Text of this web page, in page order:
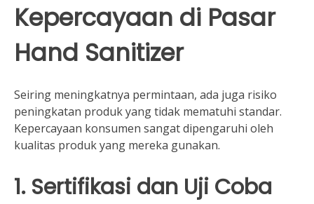
Kepercayaan di Pasar
Hand Sanitizer
Seiring meningkatnya permintaan, ada juga risiko
peningkatan produk yang tidak mematuhi standar.
Kepercayaan konsumen sangat dipengaruhi oleh
kualitas produk yang mereka gunakan.
1. Sertifikasi dan Uji Coba